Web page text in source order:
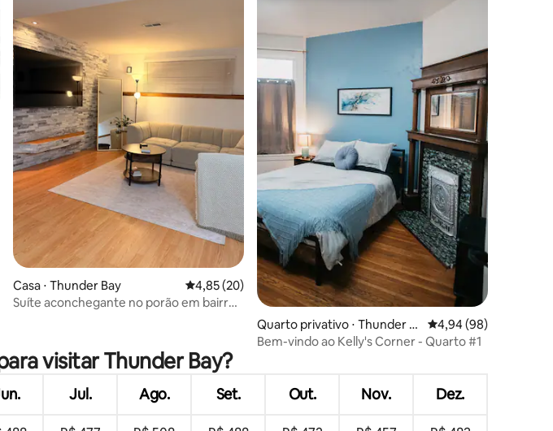
avaliação média de 5, 4 avaliações
Casa ⋅ Thunder Bay 4,85 de uma avaliação média de 5, 20 avaliações
4,85 (20)
Suíte aconchegante no porão em bairro
Quarto privativo ⋅ Thunder B
ay
4,94 de uma
4,94 (98)
Bem-vindo ao Kelly's Corner - Quarto #1
visitar Thunder Bay?
Jul. Ago. Set. Out. Nov. Dez.